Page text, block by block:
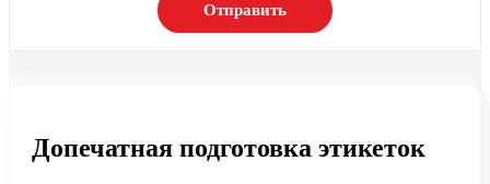
Отправить
Допечатная подготовка этикеток